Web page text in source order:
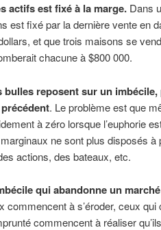
actifs est fixé à la marge.Dans
est fixé par la dernière vente en
et que trois maisons se
chacune à $800 000.
bulles reposent sur un
. Le problème est que
à zéro lorsque l’euphorie
ne sont plus disposés
actions, des bateaux, etc.
qui abandonne un
commencent à s’éroder, ceux
commencent à réaliser